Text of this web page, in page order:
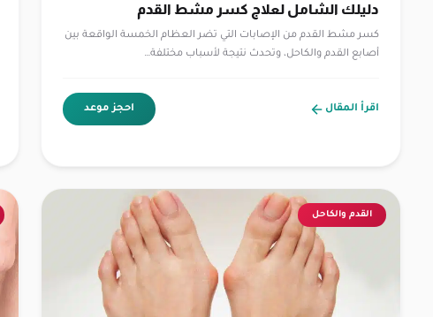
دليلك الشامل لعلاج كسر مشط القدم
كسر مشط القدم من الإصابات التي تضر العظام الخمسة الواقعة بين
أصابع القدم والكاحل، وتحدث نتيجة لأسباب مختلفة…
اقرأ المقال احجز موعد
القدم والكاحل